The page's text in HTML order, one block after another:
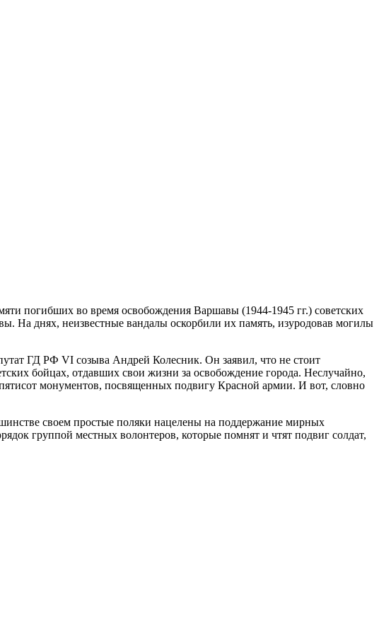
погибших во время освобождения Варшавы (1944-1945 гг.) советских
На днях, неизвестные вандалы оскорбили их память, изуродовав могилы
ГД РФ VI созыва Андрей Колесник. Он заявил, что не стоит
бойцах, отдавших свои жизни за освобождение города. Неслучайно,
монументов, посвященных подвигу Красной армии. И вот, словно
своем простые поляки нацелены на поддержание мирных
группой местных волонтеров, которые помнят и чтят подвиг солдат,